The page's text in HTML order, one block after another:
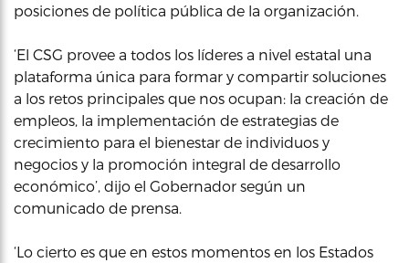
posiciones de política pública de la organización.
‘El CSG provee a todos los líderes a nivel estatal una
plataforma única para formar y compartir soluciones
a los retos principales que nos ocupan: la creación de
empleos, la implementación de estrategias de
crecimiento para el bienestar de individuos y
negocios y la promoción integral de desarrollo
económico’, dijo el Gobernador según un
comunicado de prensa.
‘Lo cierto es que en estos momentos en los Estados